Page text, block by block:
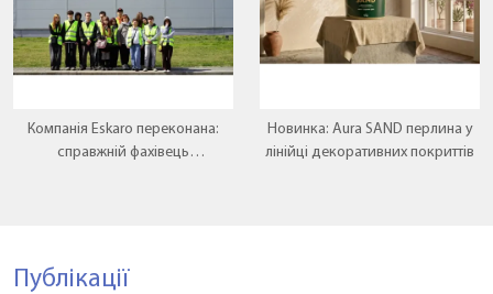
Компанія Eskaro переконана:
справжній фахівець
Новинка: Aura SAND перлина у
лінійці декоративних покриттів
Публікації